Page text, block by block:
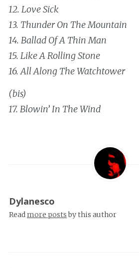
12. Love Sick
13. Thunder On The Mountain
14. Ballad Of A Thin Man
15. Like A Rolling Stone
16. All Along The Watchtower
(bis)
17. Blowin’ In The Wind
Dylanesco
Readmore postsby this author